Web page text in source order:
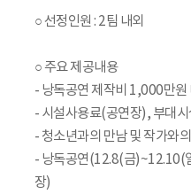
○ 선정인원 : 2팀 내외
○ 주요 제공내용
- 낭독공연 제작비 1,000만원
- 시설사용료(공연장), 부대
- 청소년과의 만남 및 작가와
- 낭독공연(12.8(금)~12.10(
장)